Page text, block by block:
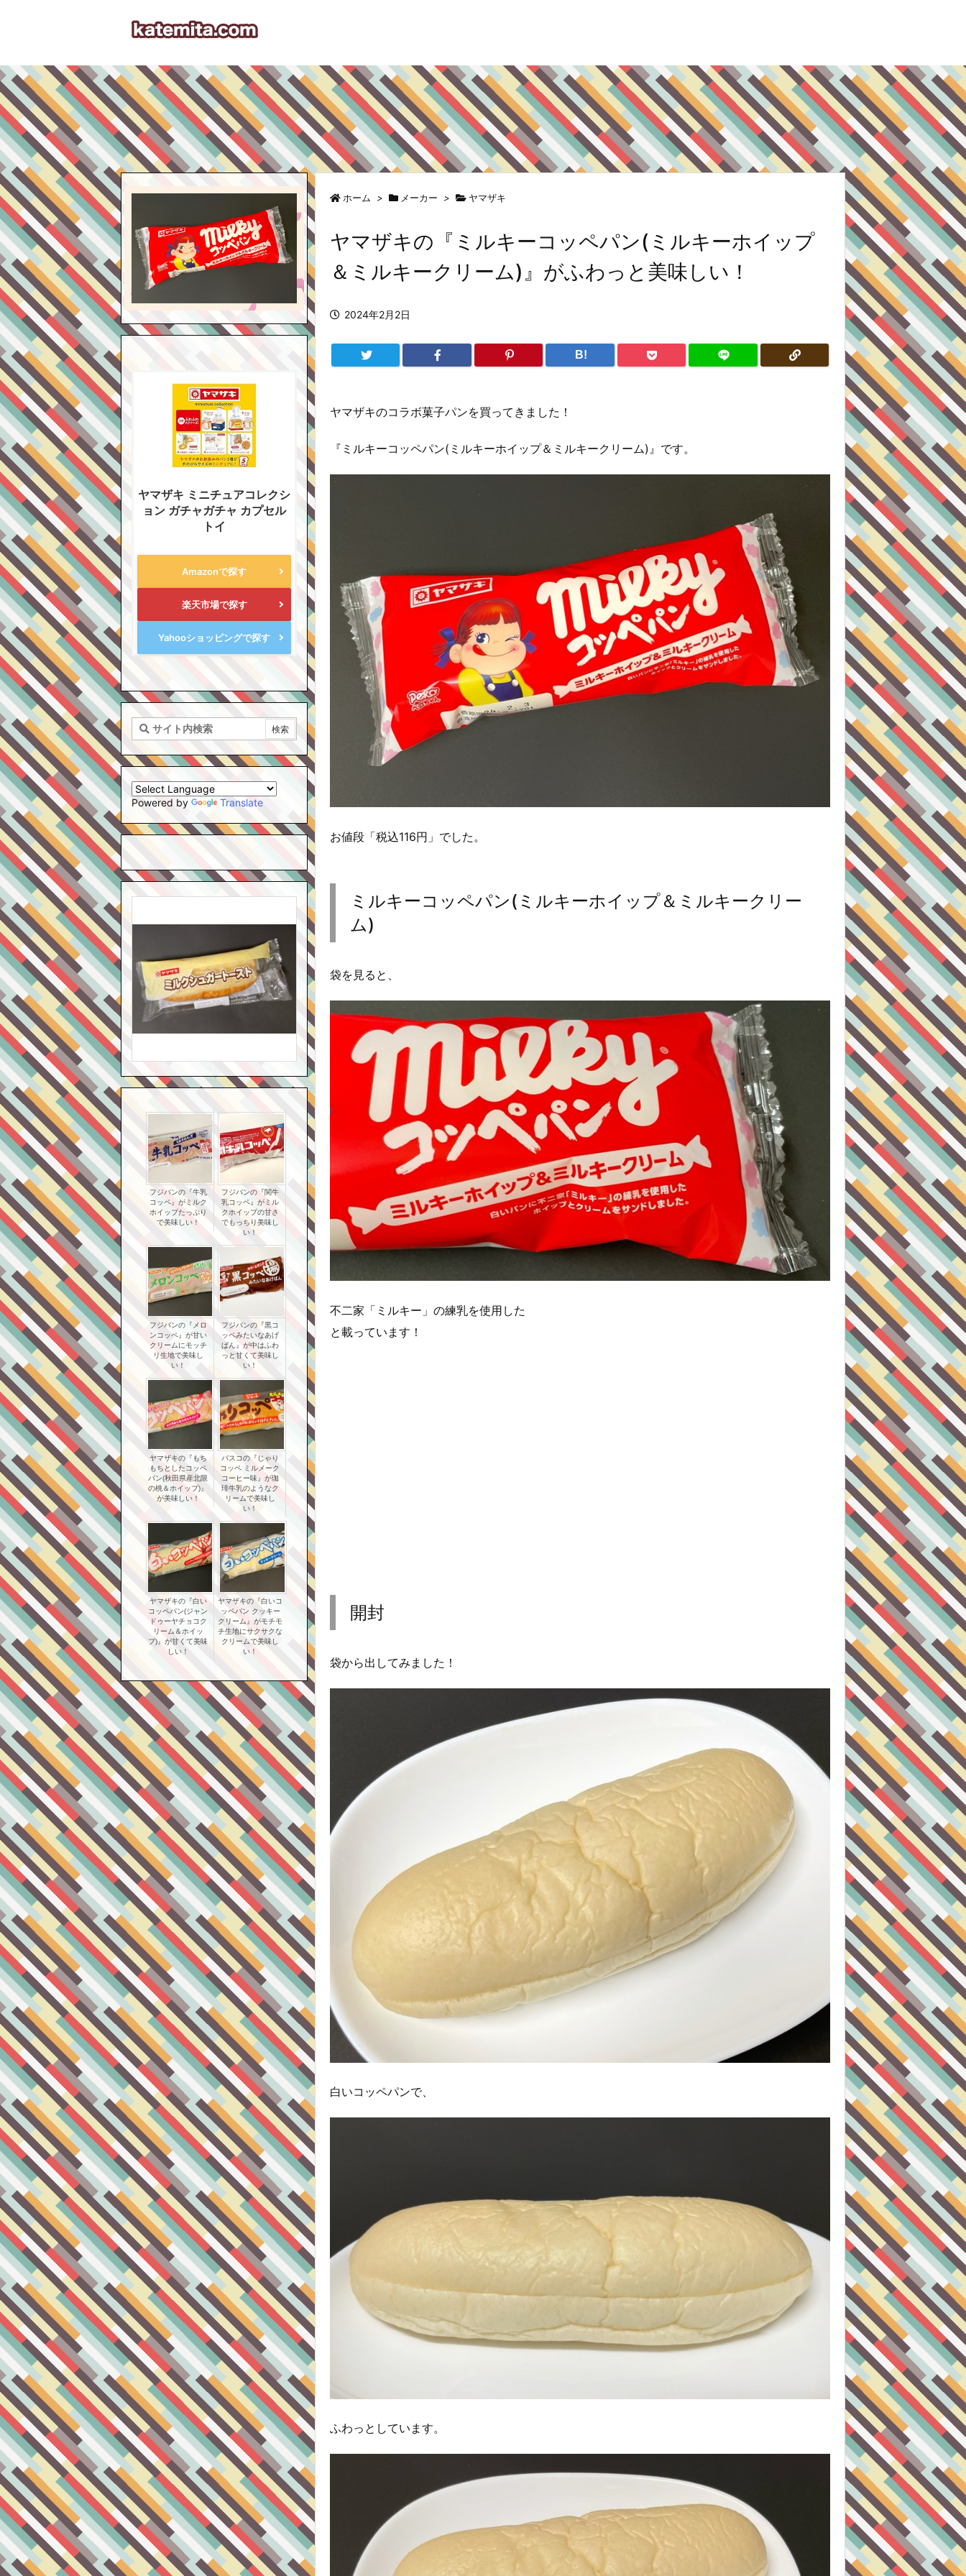
ホーム > メーカー > ヤマザキ
ヤマザキの『ミルキーコッペパン(ミルキーホイップ
＆ミルキークリーム)』がふわっと美味しい！
2024年2月2日
B!
ヤマザキのコラボ菓子パンを買ってきました！
『ミルキーコッペパン(ミルキーホイップ＆ミルキークリーム)』です。
お値段「税込116円」でした。
ミルキーコッペパン(ミルキーホイップ＆ミルキークリー
ム)
袋を見ると、
不二家「ミルキー」の練乳を使用した
と載っています！
開封
袋から出してみました！
白いコッペパンで、
ふわっとしています。
ヤマザキ ミニチュアコレクシ
ョン ガチャガチャ カプセル
トイ
Amazonで探す
楽天市場で探す
Yahooショッピングで探す
Powered by Translate
フジパンの『牛乳
コッペ』がミルク
ホイップたっぷり
で美味しい！
フジパンの『関牛
乳コッペ』がミル
クホイップの甘さ
でもっちり美味し
い！
フジパンの『メロ
ンコッペ』が甘い
クリームにモッチ
リ生地で美味し
い！
フジパンの『黒コ
ッペみたいなあげ
ぱん』が中はふわ
っと甘くて美味し
い！
ヤマザキの『もち
もちとしたコッペ
パン(秋田県産北限
の桃＆ホイップ)』
が美味しい！
パスコの『じゃり
コッペ ミルメーク
コーヒー味』が珈
琲牛乳のようなク
リームで美味し
い！
ヤマザキの『白い
コッペパン(ジャン
ドゥーヤチョコク
リーム＆ホイッ
プ)』が甘くて美味
しい！
ヤマザキの『白いコ
ッペパン クッキー
クリーム』がモチモ
チ生地にサクサクな
クリームで美味し
い！